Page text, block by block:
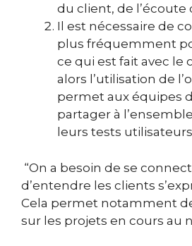
du client, de l’écoute
Il est nécessaire de
plus fréquemment
ce qui est fait avec le
alors l’utilisation de
permet aux équipes
partager à
leurs tests
“On a besoin de se
d’entendre les clients
Cela permet notamment
sur les projets en cours au